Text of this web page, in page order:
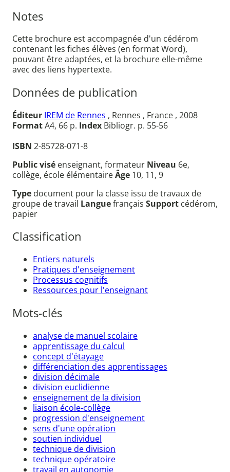
Notes
Cette brochure est accompagnée d'un cédérom
contenant les fiches élèves (en format Word),
pouvant être adaptées, et la brochure elle-même
avec des liens hypertexte.
Données de publication
Éditeur IREM de Rennes , Rennes , France , 2008
FormatA4, 66 p. Index Bibliogr. p. 55-56
ISBN 2-85728-071-8
Public visé enseignant, formateur Niveau 6e,
collège, école élémentaireÂge 10, 11, 9
Type document pour la classe issu de travaux de
groupe de travail Languefrançais Support cédérom,
papier
Classification
Entiers naturels
Pratiques d'enseignement
Processus cognitifs
Ressources pour l'enseignant
Mots-clés
analyse de manuel scolaire
apprentissage du calcul
concept d'étayage
différenciation des apprentissages
division décimale
division euclidienne
enseignement de la division
liaison école-collège
progression d'enseignement
sens d'une opération
soutien individuel
technique de division
technique opératoire
travail en autonomie